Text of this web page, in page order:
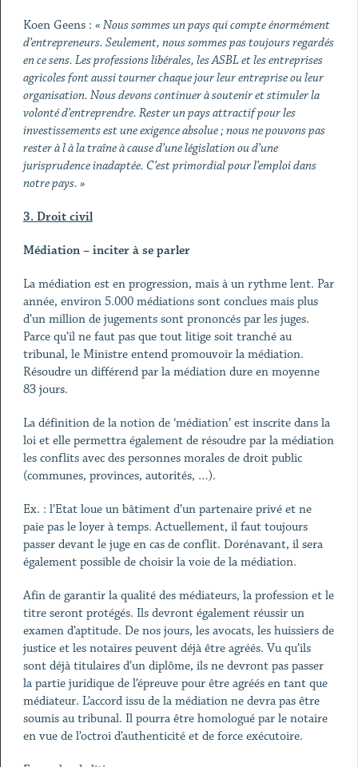
Koen Geens : « Nous sommes un pays qui compte énormément
d’entrepreneurs. Seulement, nous sommes pas toujours regardés
en ce sens. Les professions libérales, les ASBL et les entreprises
agricoles font aussi tourner chaque jour leur entreprise ou leur
organisation. Nous devons continuer à soutenir et stimuler la
volonté d’entreprendre. Rester un pays attractif pour les
investissements est une exigence absolue ; nous ne pouvons pas
rester à l à la traîne à cause d’une législation ou d’une
jurisprudence inadaptée. C’est primordial pour l’emploi dans
notre pays. »
3. Droit civil
Médiation – inciter à se parler
La médiation est en progression, mais à un rythme lent. Par
année, environ 5.000 médiations sont conclues mais plus
d’un million de jugements sont prononcés par les juges.
Parce qu’il ne faut pas que tout litige soit tranché au
tribunal, le Ministre entend promouvoir la médiation.
Résoudre un différend par la médiation dure en moyenne
83 jours.
La définition de la notion de ‘médiation’ est inscrite dans la
loi et elle permettra également de résoudre par la médiation
les conflits avec des personnes morales de droit public
(communes, provinces, autorités, …).
Ex. : l’Etat loue un bâtiment d’un partenaire privé et ne
paie pas le loyer à temps. Actuellement, il faut toujours
passer devant le juge en cas de conflit. Dorénavant, il sera
également possible de choisir la voie de la médiation.
Afin de garantir la qualité des médiateurs, la profession et le
titre seront protégés. Ils devront également réussir un
examen d’aptitude. De nos jours, les avocats, les huissiers de
justice et les notaires peuvent déjà être agréés. Vu qu’ils
sont déjà titulaires d’un diplôme, ils ne devront pas passer
la partie juridique de l’épreuve pour être agréés en tant que
médiateur. L’accord issu de la médiation ne devra pas être
soumis au tribunal. Il pourra être homologué par le notaire
en vue de l’octroi d’authenticité et de force exécutoire.